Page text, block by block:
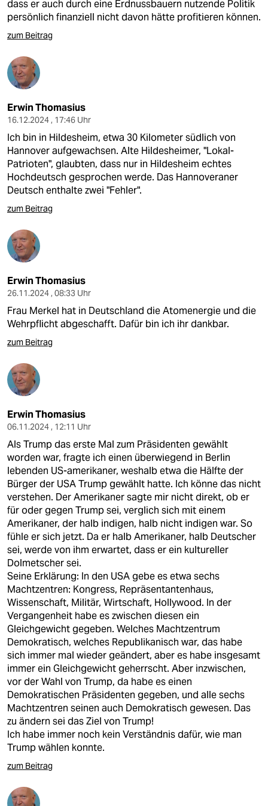
dass er auch durch eine Erdnussbauern nutzende Politik
persönlich finanziell nicht davon hätte profitieren können.
zum Beitrag
Erwin Thomasius
16.12.2024 , 17:46 Uhr
Ich bin in Hildesheim, etwa 30 Kilometer südlich von
Hannover aufgewachsen. Alte Hildesheimer, "Lokal-
Patrioten", glaubten, dass nur in Hildesheim echtes
Hochdeutsch gesprochen werde. Das Hannoveraner
Deutsch enthalte zwei "Fehler".
zum Beitrag
Erwin Thomasius
26.11.2024 , 08:33 Uhr
Frau Merkel hat in Deutschland die Atomenergie und die
Wehrpflicht abgeschafft. Dafür bin ich ihr dankbar.
zum Beitrag
Erwin Thomasius
06.11.2024 , 12:11 Uhr
Als Trump das erste Mal zum Präsidenten gewählt
worden war, fragte ich einen überwiegend in Berlin
lebenden US-amerikaner, weshalb etwa die Hälfte der
Bürger der USA Trump gewählt hatte. Ich könne das nicht
verstehen. Der Amerikaner sagte mir nicht direkt, ob er
für oder gegen Trump sei, verglich sich mit einem
Amerikaner, der halb indigen, halb nicht indigen war. So
fühle er sich jetzt. Da er halb Amerikaner, halb Deutscher
sei, werde von ihm erwartet, dass er ein kultureller
Dolmetscher sei.
Seine Erklärung: In den USA gebe es etwa sechs
Machtzentren: Kongress, Repräsentantenhaus,
Wissenschaft, Militär, Wirtschaft, Hollywood. In der
Vergangenheit habe es zwischen diesen ein
Gleichgewicht gegeben. Welches Machtzentrum
Demokratisch, welches Republikanisch war, das habe
sich immer mal wieder geändert, aber es habe insgesamt
immer ein Gleichgewicht geherrscht. Aber inzwischen,
vor der Wahl von Trump, da habe es einen
Demokratischen Präsidenten gegeben, und alle sechs
Machtzentren seinen auch Demokratisch gewesen. Das
zu ändern sei das Ziel von Trump!
Ich habe immer noch kein Verständnis dafür, wie man
Trump wählen konnte.
zum Beitrag